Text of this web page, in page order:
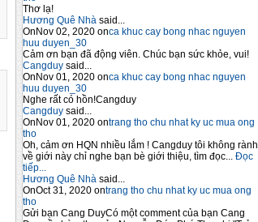
Thơ lạ!
Hương Quê Nhà said...
OnNov 02, 2020 onca khuc cay bong nhac nguyen
huu duyen_30
Cảm ơn bạn đã động viên. Chúc bạn sức khỏe, vui!
Cangduy said...
OnNov 01, 2020 onca khuc cay bong nhac nguyen
huu duyen_30
Nghe rất có hồn!Cangduy
Cangduy said...
OnNov 01, 2020 ontrang tho chu nhat ky uc mua ong
tho
Oh, cảm ơn HQN nhiều lắm ! Cangduy tôi không rành
về giới này chỉ nghe bạn bè giới thiệu, tìm đọc...
Đọc
tiếp...
Hương Quê Nhà said...
OnOct 31, 2020 ontrang tho chu nhat ky uc mua ong
tho
Gửi bạn Cang DuyCó một comment của bạn Cang